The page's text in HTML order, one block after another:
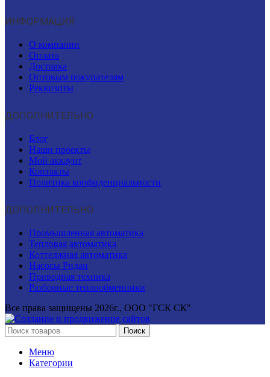
ИНФОРМАЦИЯ
О компании
Оплата
Доставка
Оптовым покупателям
Реквизиты
ДОПОЛНИТЕЛЬНО
Блог
Наши проекты
Мой аккаунт
Контакты
Политика конфиденциальности
ДОПОЛНИТЕЛЬНО
Промышленная автоматика
Тепловая автоматика
Коттеджная автоматика
Насосы Ридан
Приводная техника
Разборные теплообменники
Все права защищены 2026г., ООО "ГСК СК"
Поиск
Меню
Категории